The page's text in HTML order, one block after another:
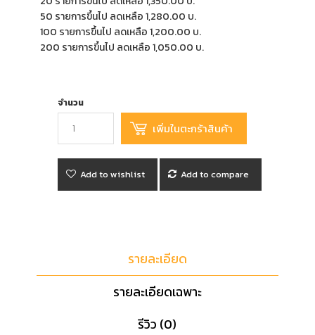
50 รายการขึ้นไป ลดเหลือ 1,280.00 บ.
100 รายการขึ้นไป ลดเหลือ 1,200.00 บ.
200 รายการขึ้นไป ลดเหลือ 1,050.00 บ.
จำนวน
Add to wishlist Add to compare
รายละเอียด
รายละเอียดเฉพาะ
รีวิว (0)